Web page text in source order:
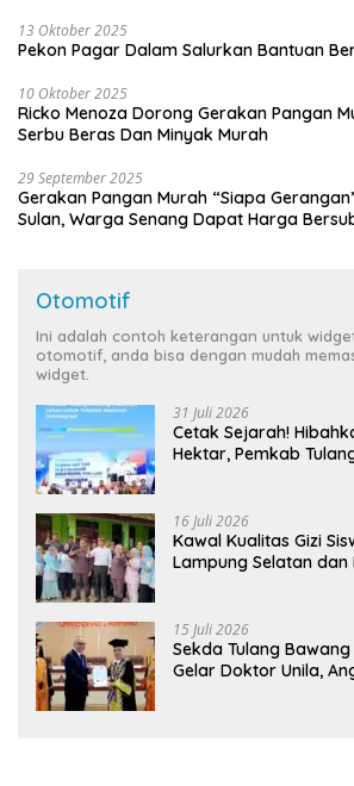
13 Oktober 2025
Pekon Pagar Dalam Salurkan Bantuan
10 Oktober 2025
Ricko Menoza Dorong Gerakan Pangan
Serbu Beras Dan Minyak Murah
29 September 2025
Gerakan Pangan Murah “Siapa
Sulan, Warga Senang Dapat Harga
Otomotif
Ini adalah contoh keterangan untuk
otomotif, anda bisa dengan mudah
widget.
31 Juli 2026
Cetak Sejarah!
Hektar, Pemkab
16 Juli 2026
Kawal Kualitas Gizi
Lampung Selatan
15 Juli 2026
Sekda Tulang Bawang
Gelar Doktor Unila,